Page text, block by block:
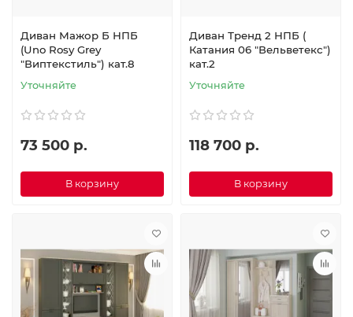
Диван Мажор Б НПБ
(Uno Rosy Grey
"Виптекстиль") кат.8
Уточняйте
73 500 р.
В корзину
Диван Тренд 2 НПБ (
Катания 06 "Вельветекс")
кат.2
Уточняйте
118 700 р.
В корзину